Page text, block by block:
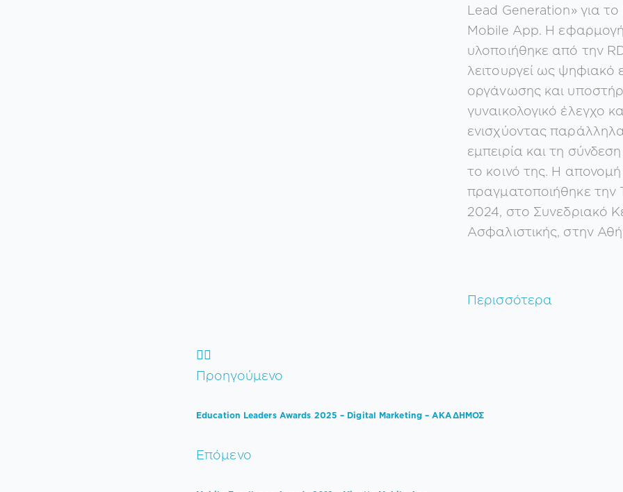
Lead Generation» για
Mobile App. Η
υλοποιήθηκε από την
λειτουργεί ως ψηφιακό
οργάνωσης και
γυναικολογικό έλεγχο
ενισχύοντας
εμπειρία και τη
το κοινό της. Η απονομή
πραγματοποιήθηκε την
2024, στο Συνεδριακό
Ασφαλιστικής, στην
Περισσότερα
Προηγούμενο
Education Leaders Awards 2025 – Digital Marketing – ΑΚΑΔΗΜΟΣ
Επόμενο